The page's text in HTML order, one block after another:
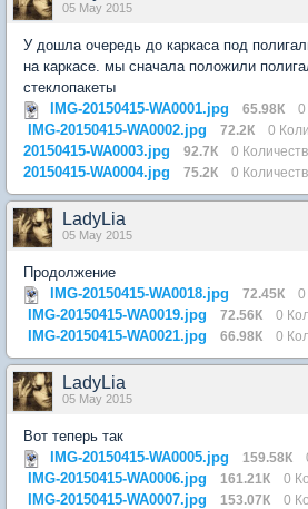
05 May 2015
У дошла очередь до каркаса под
на каркасе. мы сначала положили
стеклопакеты
IMG-20150415-WA0001.jpg
65.98К 0
IMG-20150415-WA0002.jpg 72.2К 0
20150415-WA0003.jpg
92.7К 0
20150415-WA0004.jpg
75.2К 0
LadyLia
05 May 2015
Продолжение
IMG-20150415-WA0018.jpg
72.45К 0
IMG-20150415-WA0019.jpg 72.56К 0
IMG-20150415-WA0021.jpg 66.98К 0
LadyLia
05 May 2015
Вот теперь так
IMG-20150415-WA0005.jpg
159.58К
IMG-20150415-WA0006.jpg 161.21К 0
IMG-20150415-WA0007.jpg 153.07К 0